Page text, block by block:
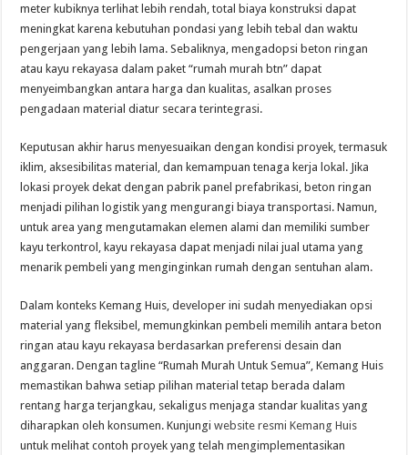
meter kubiknya terlihat lebih rendah, total biaya konstruksi dapat
meningkat karena kebutuhan pondasi yang lebih tebal dan waktu
pengerjaan yang lebih lama. Sebaliknya, mengadopsi beton ringan
atau kayu rekayasa dalam paket “rumah murah btn” dapat
menyeimbangkan antara harga dan kualitas, asalkan proses
pengadaan material diatur secara terintegrasi.
Keputusan akhir harus menyesuaikan dengan kondisi proyek, termasuk
iklim, aksesibilitas material, dan kemampuan tenaga kerja lokal. Jika
lokasi proyek dekat dengan pabrik panel prefabrikasi, beton ringan
menjadi pilihan logistik yang mengurangi biaya transportasi. Namun,
untuk area yang mengutamakan elemen alami dan memiliki sumber
kayu terkontrol, kayu rekayasa dapat menjadi nilai jual utama yang
menarik pembeli yang menginginkan rumah dengan sentuhan alam.
Dalam konteks Kemang Huis, developer ini sudah menyediakan opsi
material yang fleksibel, memungkinkan pembeli memilih antara beton
ringan atau kayu rekayasa berdasarkan preferensi desain dan
anggaran. Dengan tagline “Rumah Murah Untuk Semua”, Kemang Huis
memastikan bahwa setiap pilihan material tetap berada dalam
rentang harga terjangkau, sekaligus menjaga standar kualitas yang
diharapkan oleh konsumen. Kunjungiwebsite resmi Kemang Huis
untuk melihat contoh proyek yang telah mengimplementasikan